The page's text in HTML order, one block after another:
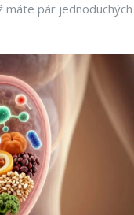
máte pár